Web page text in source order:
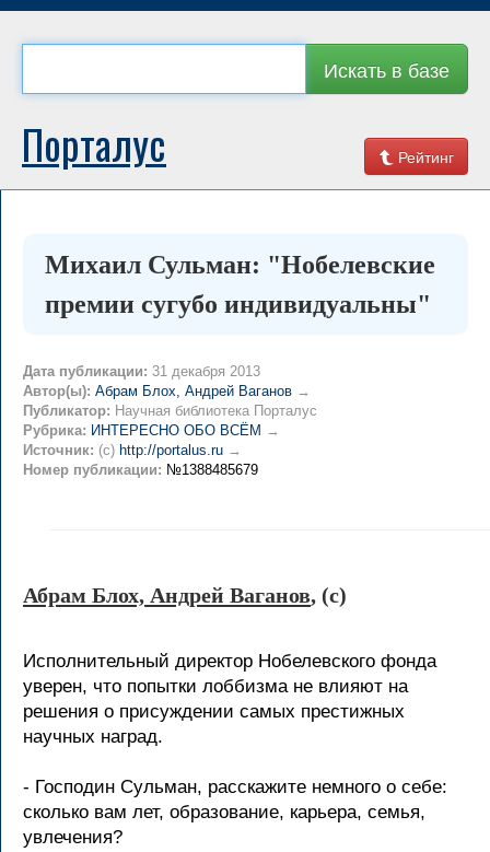
Искать в базе
Рейтинг
Порталус
Михаил Сульман: "Нобелевские
премии сугубо индивидуальны"
Дата публикации: 31 декабря 2013
Автор(ы): Абрам Блох, Андрей Ваганов →
Публикатор: Научная библиотека Порталус
Рубрика: ИНТЕРЕСНО ОБО ВСЁМ →
Источник: (c) http://portalus.ru →
Номер публикации: №1388485679
Абрам Блох, Андрей Ваганов, (c)
Исполнительный директор Нобелевского фонда
уверен, что попытки лоббизма не влияют на
решения о присуждении самых престижных
научных наград.
- Господин Сульман, расскажите немного о себе:
сколько вам лет, образование, карьера, семья,
увлечения?